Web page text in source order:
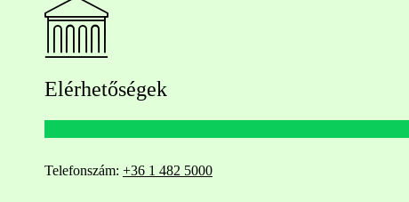
Elérhetőségek
Telefonszám: +36 1 482 5000